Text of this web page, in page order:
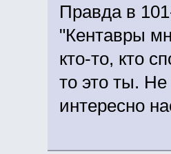
Правда в
"Кентавры
кто-то, кто
то это ты.
интересно